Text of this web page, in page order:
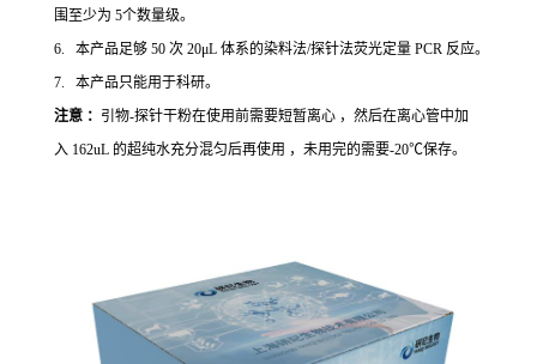
围至少为 5个数量级。
6. 本产品足够 50 次 20μL 体系的染料法/探针法荧光定量 PCR 反应。
7. 本产品只能用于科研。
注意 ： 引物-探针干粉在使用前需要短暂离心 ，然后在离心管中加
入 162uL 的超纯水充分混匀后再使用 ，未用完的需要-20℃保存。